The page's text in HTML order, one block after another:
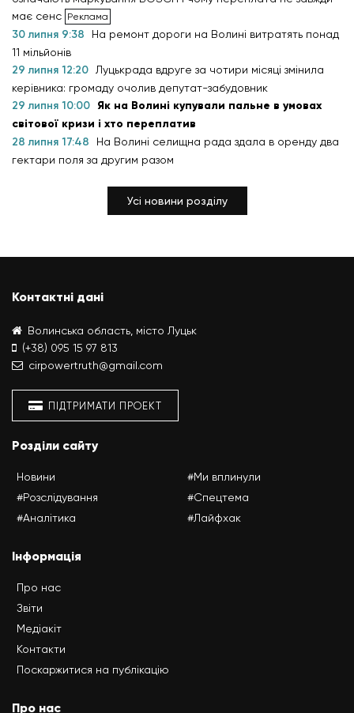
має сенс
30 липня 9:38
На ремонт дороги на Волині витратять понад
11 мільйонів
29 липня 12:20
Луцькрада вдруге за чотири місяці змінила
керівника: громаду очолив депутат-забудовник
29 липня 10:00 Як на Волині купували пальне в умовах
світової кризи і хто переплатив
28 липня 17:48
На Волині селищна рада здала в оренду два
гектари поля за другим разом
Усі новини розділу
Контактні дані
Волинська область, місто Луцьк
(+38) 095 15 97 813
cirpowertruth@gmail.com
ПІДТРИМАТИ ПРОЕКТ
Розділи сайту
Новини
#Розслідування
#Аналітика
#Ми вплинули
#Спецтема
#Лайфхак
Інформація
Про нас
Звіти
Медіакіт
Контакти
Поскаржитися на публікацію
Про нас